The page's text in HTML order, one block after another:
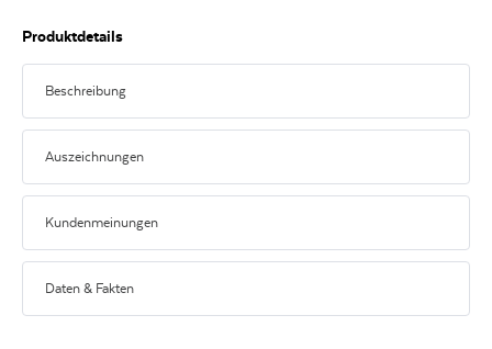
Produktdetails
Beschreibung
Delikater Franzose
Der 2017er Chateau Arnauld öffnet sich wunderschön im Glas und duftet
herrlich nach Himbeeren und Brombeeren. Die Textur am Gaumen ist
konzentriert und punktet mit mineralischen Details und delikatem Abgang.
Auszeichnungen
James
Kundenmeinungen
Kundenmeinungen
Daten & Fakten